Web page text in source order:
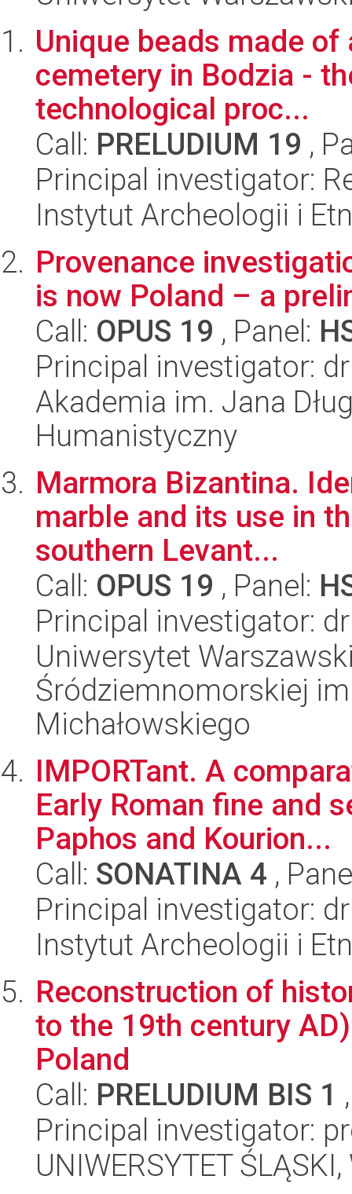
Unique beads made
cemetery in Bodzia -
technological proc...
Call: PRELUDIUM 19 ,
Principal investigator:
Instytut Archeologii i
Provenance
is now Poland – a
Call: OPUS 19 , Panel:
Principal investigator:
Akademia im. Jana
Humanistyczny
Marmora Bizantina.
marble and its use in
southern Levant...
Call: OPUS 19 , Panel:
Principal investigator:
Uniwersytet
Śródziemnomorskiej
Michałowskiego
IMPORTant. A
Early Roman fine and
Paphos and Kourion...
Call: SONATINA 4 ,
Principal investigator:
Instytut Archeologii i
Reconstruction of
to the 19th century
Poland
Call: PRELUDIUM BIS 1
Principal investigator:
UNIWERSYTET